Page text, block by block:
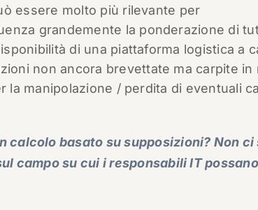
essere molto più rilevante per
grandemente la ponderazione di
di una piattaforma logistica a
non ancora brevettate ma carpite in
la manipolazione / perdita di eventuali
calcolo basato su supposizioni? Non ci
campo su cui i responsabili IT